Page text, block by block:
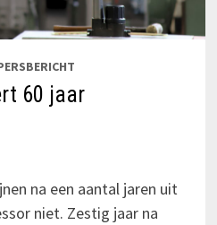
60 jaar
na een aantal jaren uit
niet. Zestig jaar na